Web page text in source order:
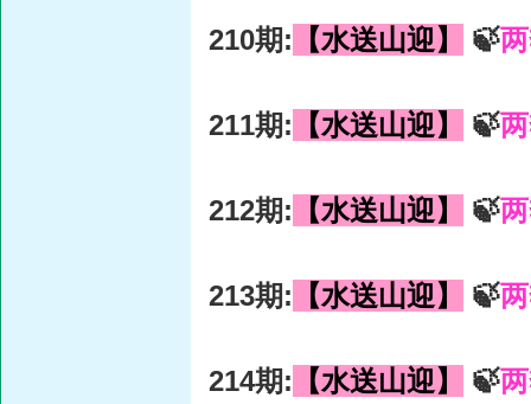
210期: 【水送山迎】 🍃
211期: 【水送山迎】 🍃
212期: 【水送山迎】 🍃
213期: 【水送山迎】 🍃
214期: 【水送山迎】 🍃